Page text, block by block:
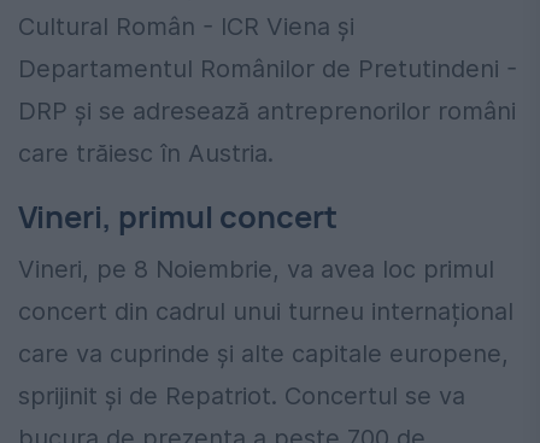
Cultural Român - ICR Viena și
Departamentul Românilor de Pretutindeni -
DRP și se adresează antreprenorilor români
care trăiesc în Austria.
Vineri, primul concert
Vineri, pe 8 Noiembrie, va avea loc primul
concert din cadrul unui turneu internațional
care va cuprinde și alte capitale europene,
sprijinit și de Repatriot. Concertul se va